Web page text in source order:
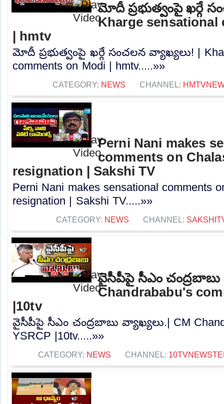
మోదీ ప్రభుత్వంపై ఖర్గే
Kharge sensational
| hmtv
మోదీ ప్రభుత్వంపై ఖర్గే సంచలన వ్యాఖ్యలు! |
comments on Modi | hmtv.....»»
CATEGORY: NEWS CHANNEL:
Perni Nani makes
comments on
resignation | Sakshi TV
Perni Nani makes sensational comments
resignation | Sakshi TV.....»»
CATEGORY: NEWS CHANNEL:
వైసీపీపై సీఎం చంద్రబాబు
Chandrababu's
|10tv
వైసీపీపై సీఎం చంద్రబాబు వ్యాఖ్యలు.| CM
YSRCP |10tv.....»»
CATEGORY: NEWS CHANNEL: